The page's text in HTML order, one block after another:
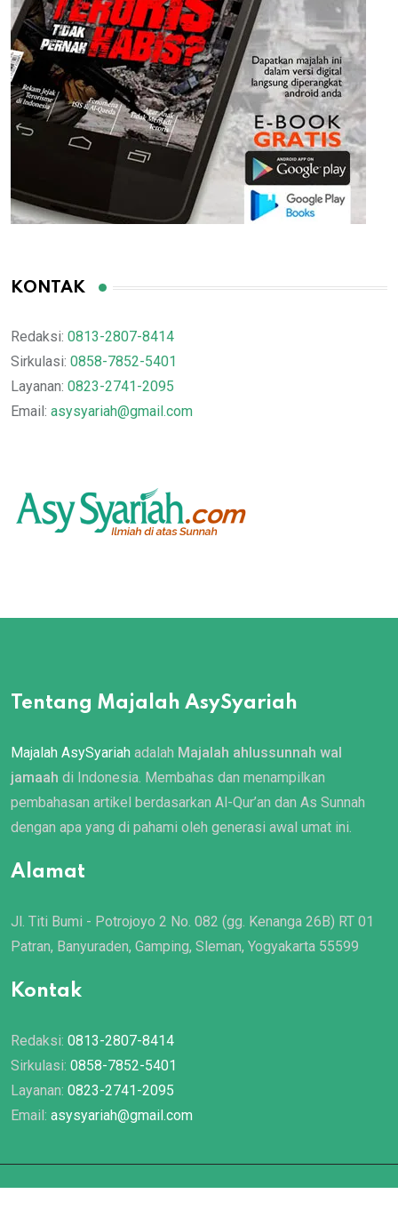
KONTAK
Redaksi: 0813-2807-8414
Sirkulasi: 0858-7852-5401
Layanan: 0823-2741-2095
Email: asysyariah@gmail.com
Tentang Majalah AsySyariah
Majalah AsySyariah adalah Majalah ahlussunnah wal
jamaah di Indonesia. Membahas dan menampilkan
pembahasan artikel berdasarkan Al-Qur’an dan As Sunnah
dengan apa yang di pahami oleh generasi awal umat ini.
Alamat
Jl. Titi Bumi - Potrojoyo 2 No. 082 (gg. Kenanga 26B) RT 01
Patran, Banyuraden, Gamping, Sleman, Yogyakarta 55599
Kontak
Redaksi: 0813-2807-8414
Sirkulasi: 0858-7852-5401
Layanan: 0823-2741-2095
Email: asysyariah@gmail.com